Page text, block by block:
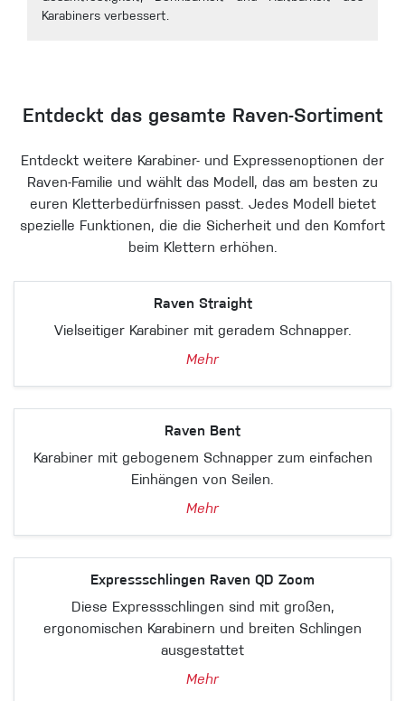
Karabiners verbessert.
Entdeckt das gesamte Raven-Sortiment
Entdeckt weitere Karabiner- und Expressenoptionen der
Raven-Familie und wählt das Modell, das am besten zu
euren Kletterbedürfnissen passt. Jedes Modell bietet
spezielle Funktionen, die die Sicherheit und den Komfort
beim Klettern erhöhen.
Raven Straight
Vielseitiger Karabiner mit geradem Schnapper.
Mehr
Raven Bent
Karabiner mit gebogenem Schnapper zum einfachen
Einhängen von Seilen.
Mehr
Expressschlingen Raven QD Zoom
Diese Expressschlingen sind mit großen,
ergonomischen Karabinern und breiten Schlingen
ausgestattet
Mehr